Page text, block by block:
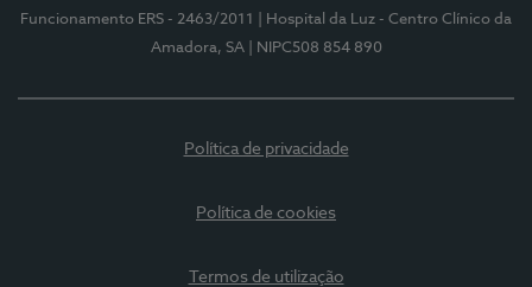
Funcionamento ERS - 2463/2011
| Hospital da Luz - Centro Clínico da
Amadora, SA
| NIPC508 854 890
Política de privacidade
Política de cookies
Termos de utilização